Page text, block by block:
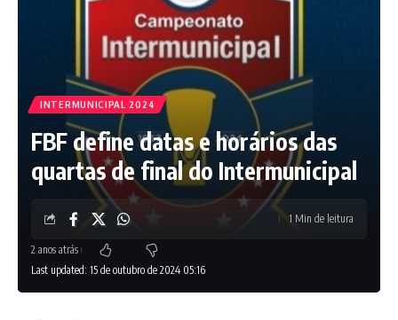
INTERMUNICIPAL 2024
FBF define datas e horários das
quartas de final do Intermunicipal
Last updated: 15 de outubro de 2024 05:16
2 anos atrás
1 Min de leitura